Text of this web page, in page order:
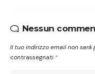
Nessun
Il tuo indirizzo email non sarà
contrassegnati *